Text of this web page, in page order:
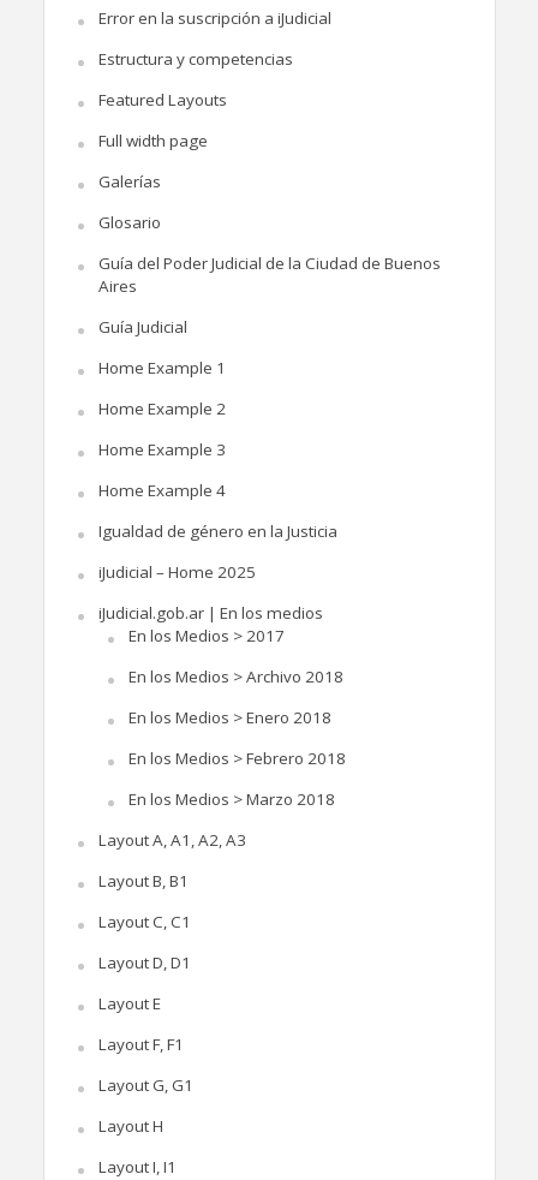
Error en la suscripción a iJudicial
Estructura y competencias
Featured Layouts
Full width page
Galerías
Glosario
Guía del Poder Judicial de la Ciudad de Buenos
Aires
Guía Judicial
Home Example 1
Home Example 2
Home Example 3
Home Example 4
Igualdad de género en la Justicia
iJudicial – Home 2025
iJudicial.gob.ar | En los medios
En los Medios > 2017
En los Medios > Archivo 2018
En los Medios > Enero 2018
En los Medios > Febrero 2018
En los Medios > Marzo 2018
Layout A, A1, A2, A3
Layout B, B1
Layout C, C1
Layout D, D1
Layout E
Layout F, F1
Layout G, G1
Layout H
Layout I, I1